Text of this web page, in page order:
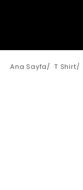
Ana Sayfa/ T Shirt/